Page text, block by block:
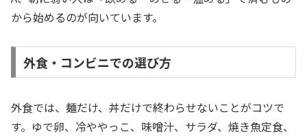
から始めるのが向いています。
外食・コンビニでの選び方
外食では、麺だけ、丼だけで終わらせないことがコツで
す。ゆで卵、冷ややっこ、味噌汁、サラダ、焼き魚定食、